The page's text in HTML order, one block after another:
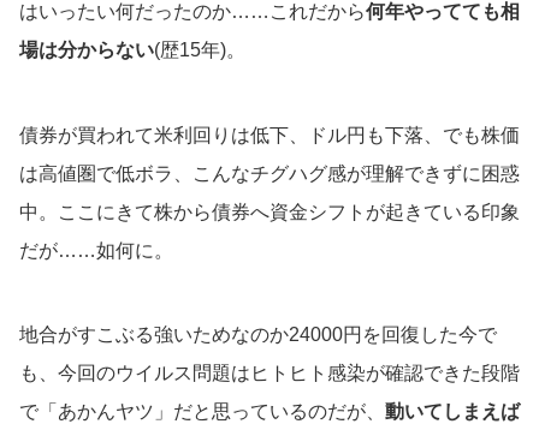
はいったい何だったのか……これだから何年やってても相
場は分からない(歴15年)。
債券が買われて米利回りは低下、ドル円も下落、でも株価
は高値圏で低ボラ、こんなチグハグ感が理解できずに困惑
中。ここにきて株から債券へ資金シフトが起きている印象
だが……如何に。
地合がすこぶる強いためなのか24000円を回復した今で
も、今回のウイルス問題はヒトヒト感染が確認できた段階
で「あかんヤツ」だと思っているのだが、 動いてしまえば